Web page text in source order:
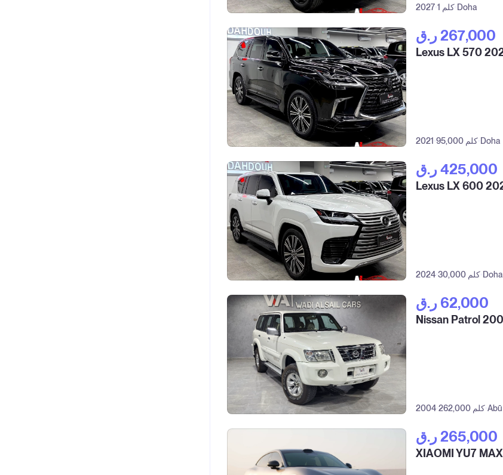
2027 1 كلم Doha
ر.ق‎ 267,000
Lexus LX 570
2021 95,000 كلم Doha
ر.ق‎ 425,000
Lexus LX 600
2024 30,000 كلم Doha
ر.ق‎ 62,000
Nissan Patrol
2004 262,000 كلم
ر.ق‎ 265,000
XIAOMI YU7